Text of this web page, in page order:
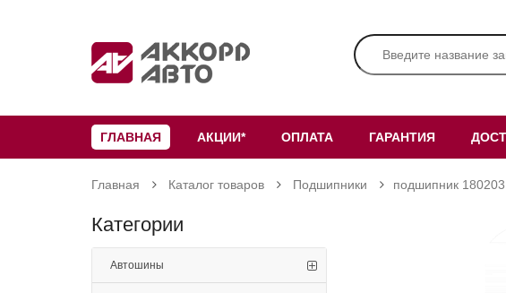
ГЛАВНАЯ АКЦИИ* ОПЛАТА ГАРАНТИЯ
Главная Каталог товаров Подшипники подшипник
Категории
Автошины